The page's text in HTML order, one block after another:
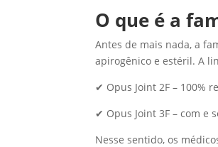
O que é a
Antes de mais nada, a
apirogênico e estéril. A
✔ Opus Joint 2F – 100%
✔ Opus Joint 3F – com e
Nesse sentido, os